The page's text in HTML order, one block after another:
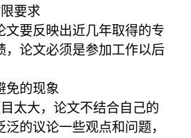
要求
文要反映出近几年取得的专
，论文必须是参加工作以后
免的现象
太大，论文不结合自己的
的议论一些观点和问题，